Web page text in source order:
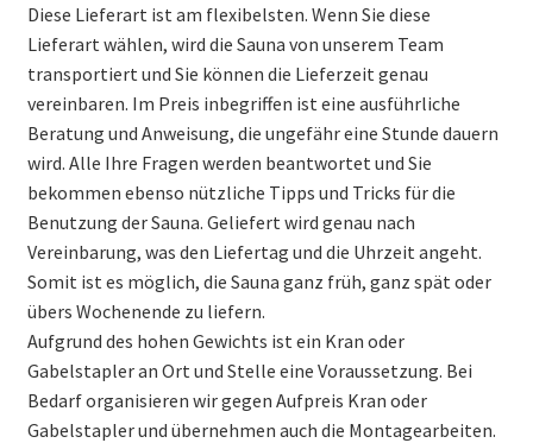
Diese Lieferart ist am flexibelsten. Wenn Sie diese
Lieferart wählen, wird die Sauna von unserem Team
transportiert und Sie können die Lieferzeit genau
vereinbaren. Im Preis inbegriffen ist eine ausführliche
Beratung und Anweisung, die ungefähr eine Stunde dauern
wird. Alle Ihre Fragen werden beantwortet und Sie
bekommen ebenso nützliche Tipps und Tricks für die
Benutzung der Sauna. Geliefert wird genau nach
Vereinbarung, was den Liefertag und die Uhrzeit angeht.
Somit ist es möglich, die Sauna ganz früh, ganz spät oder
übers Wochenende zu liefern.
Aufgrund des hohen Gewichts ist ein Kran oder
Gabelstapler an Ort und Stelle eine Voraussetzung. Bei
Bedarf organisieren wir gegen Aufpreis Kran oder
Gabelstapler und übernehmen auch die Montagearbeiten.